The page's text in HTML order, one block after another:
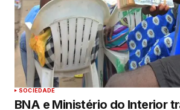
SOCIEDADE
BNA e Ministério do Interior